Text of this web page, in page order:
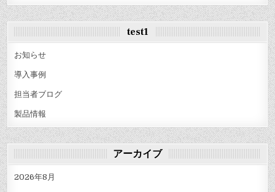
test1
お知らせ
導入事例
担当者ブログ
製品情報
アーカイブ
2026年8月